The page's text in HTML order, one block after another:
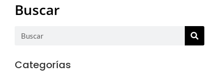
Buscar
Categorías